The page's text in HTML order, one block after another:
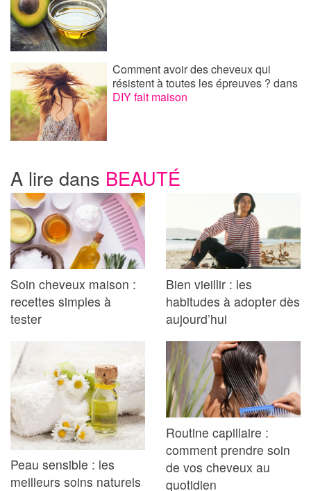
Comment avoir des cheveux qui
résistent à toutes les épreuves ?dans
DIY fait maison
A lire dans BEAUTÉ
Soin cheveux maison :
recettes simples à
tester
Bien vieillir : les
habitudes à adopter dès
aujourd’hui
Peau sensible : les
meilleurs soins naturels
Routine capillaire :
comment prendre soin
de vos cheveux au
quotidien